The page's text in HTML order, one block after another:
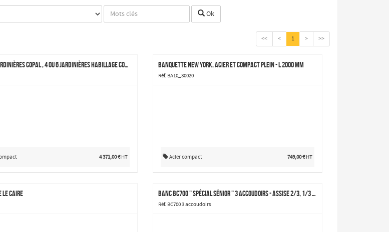
Ok
<< < 1 > >>
Banc et jardinières Copal , 4 ou 6 jardinières habillage compact HPL
4 371,00 € HT
Banquette New York, acier et compact plein - L 2000 mm
Réf. BA10_30020
Acier compact 749,00 € HT
Caire Banc BC700 " spécial sénior " 3 accoudoirs - assise 2/3, 1/3 - longueur 2000
Réf. BC700 3 accoudoirs